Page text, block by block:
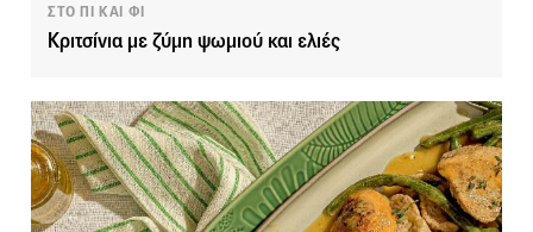
ΣΤΟ ΠΙ ΚΑΙ ΦΙ
Κριτσίνια με ζύμη ψωμιού και ελιές